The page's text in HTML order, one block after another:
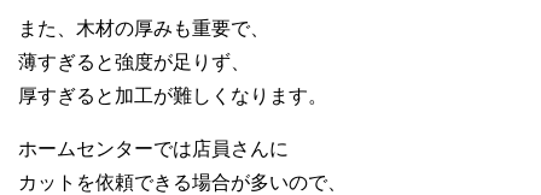
また、木材の厚みも重要で、
薄すぎると強度が足りず、
厚すぎると加工が難しくなります。
ホームセンターでは店員さんに
カットを依頼できる場合が多いので、